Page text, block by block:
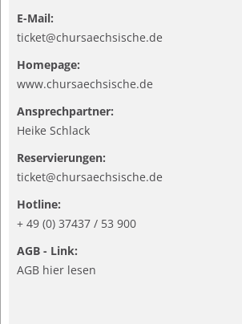
E-Mail:
ticket@chursaechsische.de
Homepage:
www.chursaechsische.de
Ansprechpartner:
Heike Schlack
Reservierungen:
ticket@chursaechsische.de
Hotline:
+ 49 (0) 37437 / 53 900
AGB - Link:
AGB hier lesen